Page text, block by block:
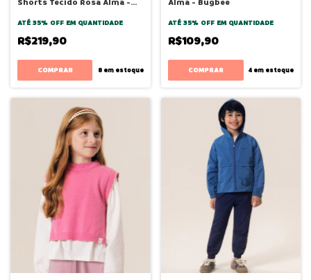
Shorts Tecido Rosa Alma -
ATÉ 35% OFF EM QUANTIDADE
R$219,90
COMPRAR 8em estoque
Alma - Bugbee
ATÉ 35% OFF EM QUANTIDADE
R$109,90
COMPRAR 4 em estoque